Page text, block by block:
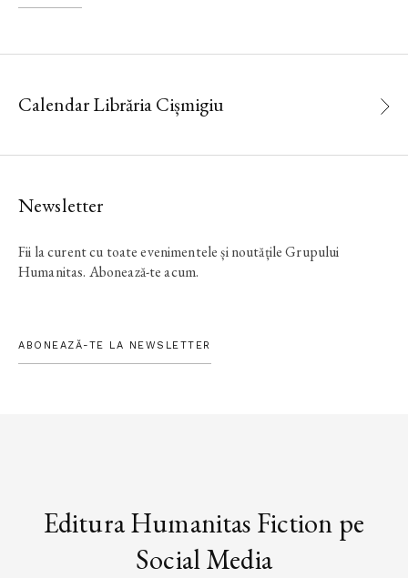
Calendar Librăria Cișmigiu
Newsletter
Fii la curent cu toate evenimentele și noutățile Grupului
Humanitas. Abonează-te acum.
ABONEAZĂ-TE LA NEWSLETTER
Editura Humanitas Fiction pe
Social Media